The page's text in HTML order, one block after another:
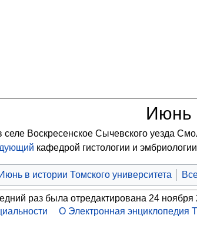
Июнь
селе Воскресенское Сычевского уезда
кафедрой гистологии и эмбриологии
Июнь в истории Томского университета
раз была отредактирована 24 ноября
О Электронная энциклопедия